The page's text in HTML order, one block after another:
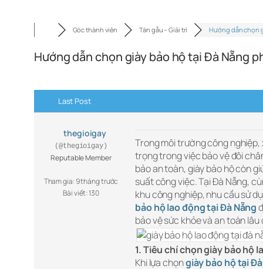
Góc thành viên Tán gẫu – Giải trí Hướng dẫn chọn
Hướng dẫn chọn giày bảo hộ tại Đà Nẵng
Last Post
thegioigay
(@thegioigay)
Reputable Member
Tham gia: 9 tháng trước
Bài viết: 130
Trong môi trường công nghiệp,
trọng trong việc bảo vệ đôi
bảo an toàn, giày bảo hộ còn
suất công việc. Tại Đà Nẵng,
khu công nghiệp, nhu cầu sử
bảo hộ lao động tại Đà Nẵng
bảo vệ sức khỏe và an toàn
1. Tiêu chí chọn giày bảo hộ
Khi lựa chọngiày bảo hộ tại